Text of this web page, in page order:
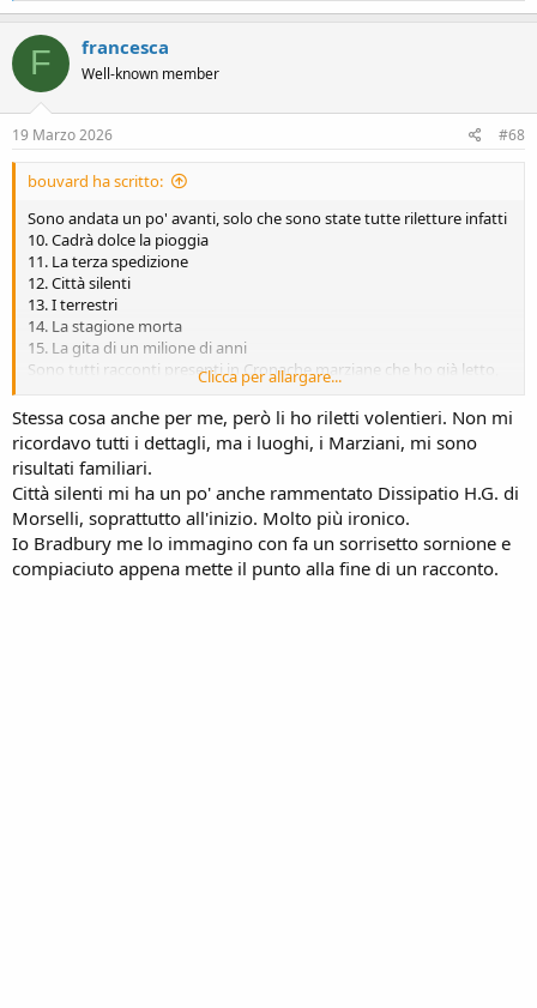
a
c
t
o
n
s
F francesca
Well-known member
19 Marzo 2026 #68
bouvard ha scritto:
Sono andata un po' avanti, solo che sono state tutte riletture infatti
10. Cadrà dolce la pioggia
11. La terza spedizione
12. Città silenti
13. I terrestri
14. La stagione morta
15. La gita di un milione di anni
Sono tutti racconti presenti in Cronache marziane che ho già letto,
quindi finora su 15 racconti letti solo tre sono state letture nuove
Clicca per allargare...
Stessa cosa anche per me, però li ho riletti volentieri. Non mi
ricordavo tutti i dettagli, ma i luoghi, i Marziani, mi sono
risultati familiari.
Città silenti mi ha un po' anche rammentato Dissipatio H.G. di
Morselli, soprattutto all'inizio. Molto più ironico.
Io Bradbury me lo immagino con fa un sorrisetto sornione e
compiaciuto appena mette il punto alla fine di un racconto.